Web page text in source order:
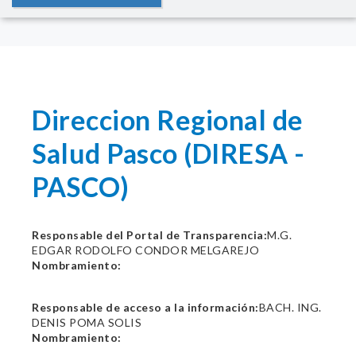
Direccion Regional de
Salud Pasco (DIRESA -
PASCO)
Responsable del Portal de Transparencia:M.G.
EDGAR RODOLFO CONDOR MELGAREJO
Nombramiento:
Responsable de acceso a la información:BACH. ING.
DENIS POMA SOLIS
Nombramiento: